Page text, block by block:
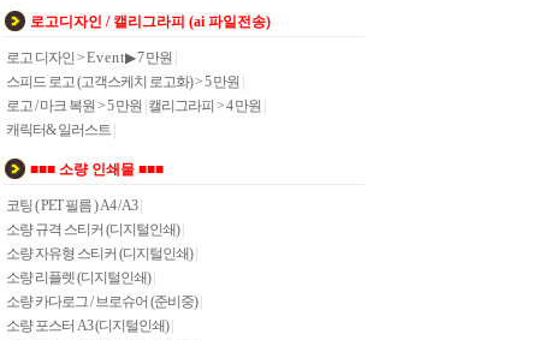
로고디자인 / 캘리그라피 (ai 파일전송)
로고 디자인 > E v e n t ▶ 7 만원
스피드 로고 (고객스케치 로고화) > 5 만원
로고 / 마크 복원 > 5 만원 캘리그라피 > 4 만원
캐릭터& 일러스트
■■■ 소량 인쇄물 ■■■
코팅 ( PET 필름 ) A4 / A3|
소량 규격 스티커 (디지털인쇄)|
소량 자유형 스티커 (디지털인쇄)|
소량 리플렛 (디지털인쇄)|
소량 카다로그 / 브로슈어 (준비중)|
소량 포스터 A3 (디지털인쇄)|